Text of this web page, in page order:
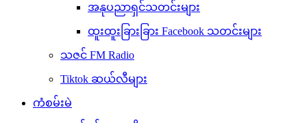
အနုပညာရှင်သတင်းများ
ထူးထူးခြားခြား Facebook သတင်းများ
သဇင် FM Radio
Tiktok ဆယ်လီများ
ကံစမ်းမဲ